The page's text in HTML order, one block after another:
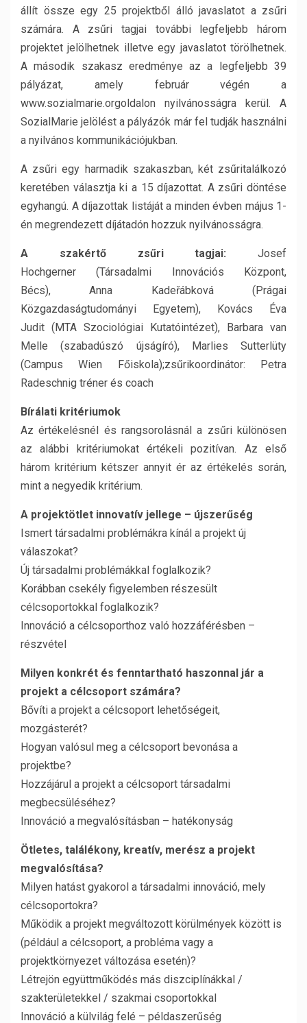
állít össze egy 25 projektből álló javaslatot a zsűri
számára. A zsűri tagjai további legfeljebb három
projektet jelölhetnek illetve egy javaslatot törölhetnek.
A második szakasz eredménye az a legfeljebb 39
pályázat, amely február végén a
www.sozialmarie.orgoldalon nyilvánosságra kerül. A
SozialMarie jelölést a pályázók már fel tudják használni
a nyilvános kommunikációjukban.
A zsűri egy harmadik szakaszban, két zsűritalálkozó
keretében választja ki a 15 díjazottat. A zsűri döntése
egyhangú. A díjazottak listáját a minden évben május 1-
én megrendezett díjátadón hozzuk nyilvánosságra.
A szakértő zsűri tagjai: Josef
Hochgerner (Társadalmi Innovációs Központ,
Bécs), Anna Kadeřábková (Prágai
Közgazdaságtudományi Egyetem), Kovács Éva
Judit (MTA Szociológiai Kutatóintézet), Barbara van
Melle (szabadúszó újságíró), Marlies Sutterlüty
(Campus Wien Főiskola);zsűrikoordinátor: Petra
Radeschnig tréner és coach
Bírálati kritériumok
Az értékelésnél és rangsorolásnál a zsűri különösen
az alábbi kritériumokat értékeli pozitívan. Az első
három kritérium kétszer annyit ér az értékelés során,
mint a negyedik kritérium.
A projektötlet innovatív jellege – újszerűség
Ismert társadalmi problémákra kínál a projekt új
válaszokat?
Új társadalmi problémákkal foglalkozik?
Korábban csekély figyelemben részesült
célcsoportokkal foglalkozik?
Innováció a célcsoporthoz való hozzáférésben –
részvétel
Milyen konkrét és fenntartható haszonnal jár a
projekt a célcsoport számára?
Bővíti a projekt a célcsoport lehetőségeit,
mozgásterét?
Hogyan valósul meg a célcsoport bevonása a
projektbe?
Hozzájárul a projekt a célcsoport társadalmi
megbecsüléséhez?
Innováció a megvalósításban – hatékonyság
Ötletes, találékony, kreatív, merész a projekt
megvalósítása?
Milyen hatást gyakorol a társadalmi innováció, mely
célcsoportokra?
Működik a projekt megváltozott körülmények között is
(például a célcsoport, a probléma vagy a
projektkörnyezet változása esetén)?
Létrejön együttműködés más diszciplínákkal /
szakterületekkel / szakmai csoportokkal
Innováció a külvilág felé – példaszerűség